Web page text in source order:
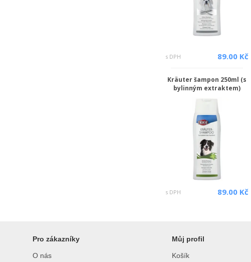
s DPH 89.00 Kč
Kräuter šampon 250ml (s
bylinným extraktem)
s DPH 89.00 Kč
Pro zákazníky
O nás
Můj profil
Košík